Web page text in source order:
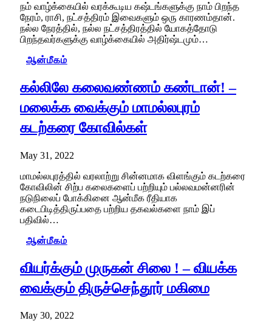
நம் வாழ்க்கையில் வரக்கூடிய கஷ்டங்களுக்கு நாம் பிறந்த
நேரம், ராசி, நட்சத்திரம் இவைகளும் ஒரு காரணம்தான்.
நல்ல நேரத்தில், நல்ல நட்சத்திரத்தில் யோகத்தோடு
பிறந்தவர்களுக்கு வாழ்க்கையில் அதிர்ஷ்டமும்…
ஆன்மீகம்
கல்லிலே கலைவண்ணம் கண்டான்! –
மலைக்க வைக்கும் மாமல்லபுரம்
கடற்கரை கோவில்கள்
May 31, 2022
மாமல்லபுரத்தில் வரலாற்று சின்னமாக விளங்கும் கடற்கரை
கோவிலின் சிற்ப கலைகளைப் பற்றியும் பல்லவமன்னரின்
நடுநிலைப் போக்கினை ஆன்மீக ரீதியாக
கடைபிடித்திருப்பதை பற்றிய தகவல்களை நாம் இப்
பதிவில்…
ஆன்மீகம்
வியர்க்கும் முருகன் சிலை ! – வியக்க
வைக்கும் திருச்செந்தூர் மகிமை
May 30, 2022